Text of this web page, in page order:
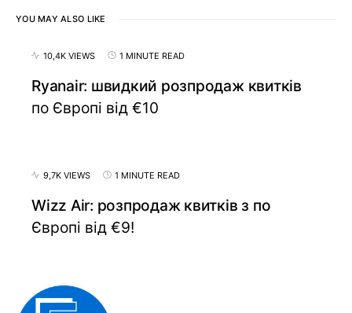
YOU MAY ALSO LIKE
10,4K VIEWS 1 MINUTE READ
Ryanair: швидкий розпродаж квитків
по Європі від €10
9,7K VIEWS 1 MINUTE READ
Wizz Air: розпродаж квитків з по
Європі від €9!